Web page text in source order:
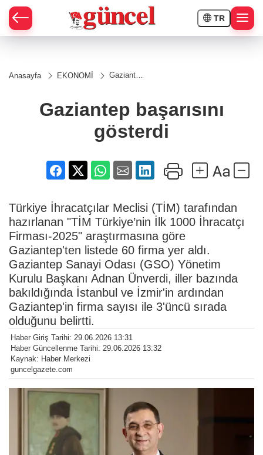
TR
Anasayfa EKONOMİ
Gaziantep
Gaziantep başarısını
gösterdi
Türkiye İhracatçılar Meclisi (TİM) tarafından
hazırlanan "TİM Türkiye’nin İlk 1000 İhracatçı
Firması-2025" araştırmasına göre
Gaziantep'ten listede 60 firma yer aldı.
Gaziantep Sanayi Odası (GSO) Yönetim
Kurulu Başkanı Adnan Ünverdi, iller bazında
bakıldığında İstanbul ve İzmir'in ardından
Gaziantep'in firma sayısı ile 3'üncü sırada
olduğunu belirtti.
Haber Giriş Tarihi: 29.06.2026 13:31
Haber Güncellenme Tarihi: 29.06.2026 13:32
Kaynak: Haber Merkezi
guncelgazete.com